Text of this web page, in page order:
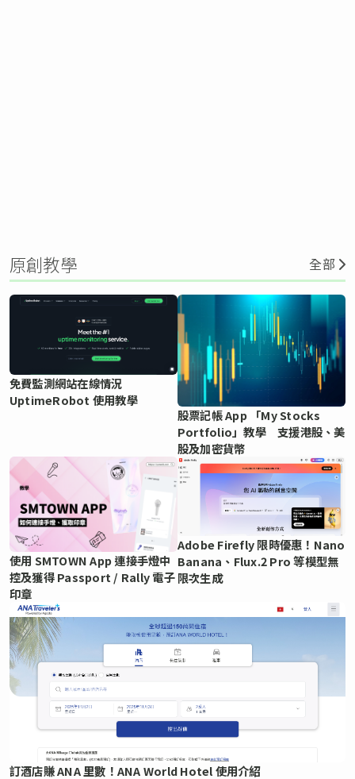
原創教學 全部
免費監測網站在線情況
UptimeRobot 使用教學
股票記帳 App 「My Stocks
Portfolio」教學 支援港股、美
股及加密貨幣
使用 SMTOWN App 連接手燈中
控及獲得 Passport / Rally 電子
印章
Adobe Firefly 限時優惠！Nano
Banana、Flux.2 Pro 等模型無
限次生成
訂酒店賺 ANA 里數！ANA World Hotel 使用介紹